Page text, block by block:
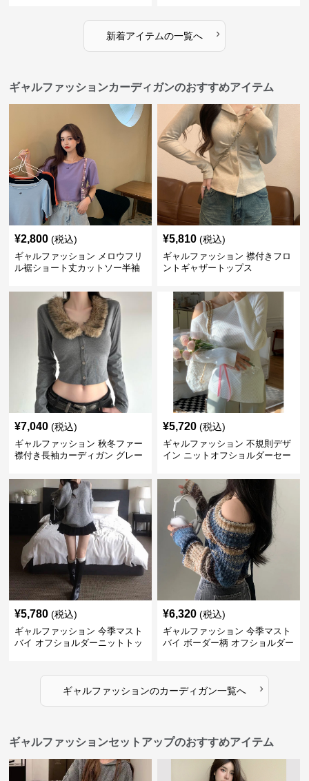
新着アイテムの一覧へ ›
ギャルファッションカーディガンのおすすめアイテム
¥2,800 (税込)
ギャルファッション メロウフリ
ル裾ショート丈カットソー半袖
¥5,810 (税込)
ギャルファッション 襟付きフロ
ントギャザートップス
¥7,040 (税込)
ギャルファッション 秋冬ファー
襟付き長袖カーディガン グレー
¥5,720 (税込)
ギャルファッション 不規則デザ
イン ニットオフショルダーセー
¥5,780 (税込)
ギャルファッション 今季マスト
バイ オフショルダーニットトッ
¥6,320 (税込)
ギャルファッション 今季マスト
バイ ボーダー柄 オフショルダー
ギャルファッションのカーディガン一覧へ ›
ギャルファッションセットアップのおすすめアイテム